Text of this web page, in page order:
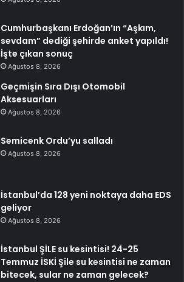
Cumhurbaşkanı Erdoğan’ın “Aşkım,
sevdam” dediği şehirde anket yapıldı!
İşte çıkan sonuç
Ağustos 8, 2026
Geçmişin Sıra Dışı Otomobil
Aksesuarları
Ağustos 8, 2026
Semicenk Ordu’yu salladı
Ağustos 8, 2026
İstanbul’da 128 yeni noktaya daha EDS
geliyor
Ağustos 8, 2026
İstanbul ŞİLE su kesintisi! 24-25
Temmuz İSKİ Şile su kesintisi ne zaman
bitecek, sular ne zaman gelecek?